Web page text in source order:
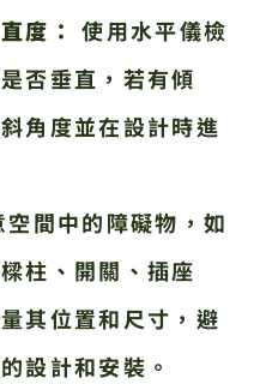
度： 使用水平儀檢
否垂直，若有傾
角度並在設計時進
空間中的障礙物，如
柱、開關、插座
其位置和尺寸，避
設計和安裝。